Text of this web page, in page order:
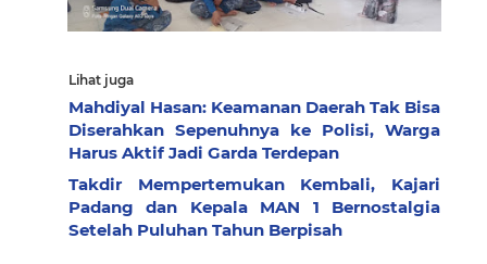
Lihat juga
Mahdiyal Hasan: Keamanan Daerah Tak Bisa
Diserahkan Sepenuhnya ke Polisi, Warga
Harus Aktif Jadi Garda Terdepan
Takdir Mempertemukan Kembali, Kajari
Padang dan Kepala MAN 1 Bernostalgia
Setelah Puluhan Tahun Berpisah